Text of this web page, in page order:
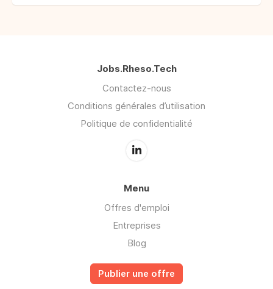
Jobs.Rheso.Tech
Contactez-nous
Conditions générales d’utilisation
Politique de confidentialité
Menu
Offres d'emploi
Entreprises
Blog
Publier une offre